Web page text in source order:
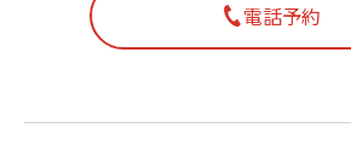
電話予約